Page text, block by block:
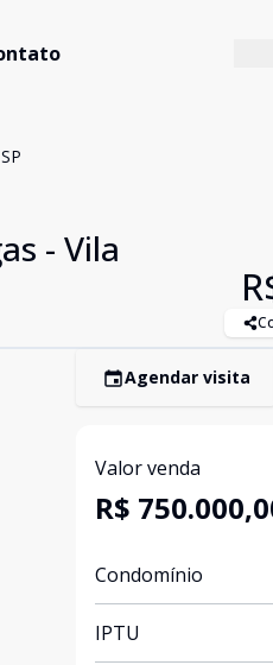
- Vila
Agendar visita
Valor venda
R$
Condomínio
IPTU